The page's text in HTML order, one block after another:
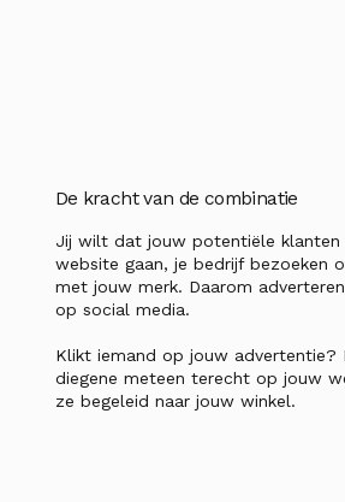
De kracht van de combinatie
Jij wilt dat jouw potentiële klanten
website gaan, je bedrijf bezoeken
met jouw merk. Daarom
op social media.
Klikt iemand op jouw advertentie?
diegene meteen terecht op jouw
ze begeleid naar jouw winkel.